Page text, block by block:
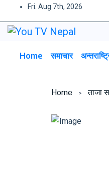
Fri. Aug 7th, 2026
Home समाचार
Home ताजा